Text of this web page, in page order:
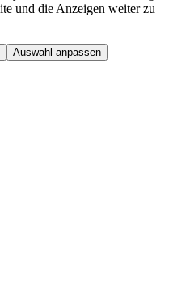
und die Anzeigen weiter zu
Auswahl anpassen